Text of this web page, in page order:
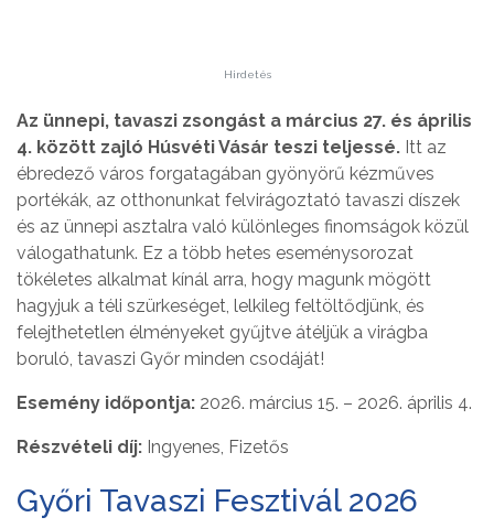
Hirdetés
Az ünnepi, tavaszi zsongást a március 27. és április
4. között zajló Húsvéti Vásár teszi teljessé. Itt az
ébredező város forgatagában gyönyörű kézműves
portékák, az otthonunkat felvirágoztató tavaszi díszek
és az ünnepi asztalra való különleges finomságok közül
válogathatunk. Ez a több hetes eseménysorozat
tökéletes alkalmat kínál arra, hogy magunk mögött
hagyjuk a téli szürkeséget, lelkileg feltöltődjünk, és
felejthetetlen élményeket gyűjtve átéljük a virágba
boruló, tavaszi Győr minden csodáját!
Esemény időpontja: 2026. március 15. – 2026. április 4.
Részvételi díj: Ingyenes, Fizetős
Győri Tavaszi Fesztivál 2026